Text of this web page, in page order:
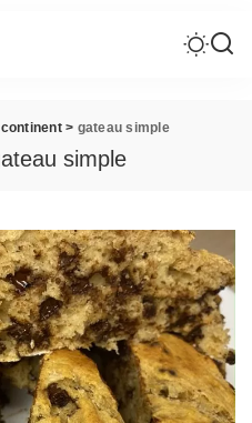
> gateau simple
simple